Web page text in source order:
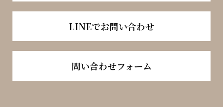
LINEでお問い合わせ
問い合わせフォーム